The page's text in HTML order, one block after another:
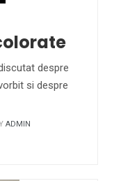
despre
si despre
ADMIN